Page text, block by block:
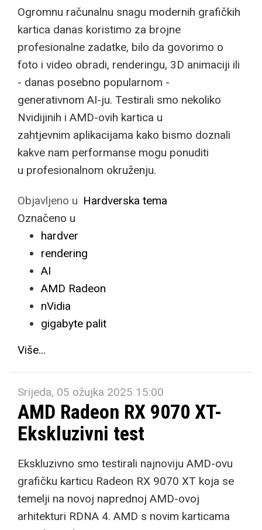
Ogromnu računalnu snagu modernih grafičkih
kartica danas koristimo za brojne
profesionalne zadatke, bilo da govorimo o
foto i video obradi, renderingu, 3D animaciji ili
- danas posebno popularnom -
generativnom AI-ju. Testirali smo nekoliko
Nvidijinih i AMD-ovih kartica u
zahtjevnim aplikacijama kako bismo doznali
kakve nam performanse mogu ponuditi
u profesionalnom okruženju.
Objavljeno u Hardverska tema
Označeno u
hardver
rendering
AI
AMD Radeon
nVidia
gigabyte palit
Više...
Srijeda, 05 ožujka 2025 15:00
AMD Radeon RX 9070 XT-
Ekskluzivni test
Ekskluzivno smo testirali najnoviju AMD-ovu
grafičku karticu Radeon RX 9070 XT koja se
temelji na novoj naprednoj AMD-ovoj
arhitekturi RDNA 4. AMD s novim karticama